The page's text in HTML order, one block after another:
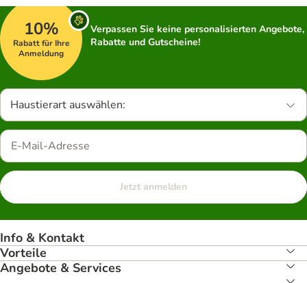
10%
Rabatt für Ihre
Anmeldung
Verpassen Sie keine personalisierten Angebote,
Rabatte und Gutscheine!
Haustierart auswählen:
Jetzt anmelden
Info & Kontakt
Vorteile
Angebote & Services